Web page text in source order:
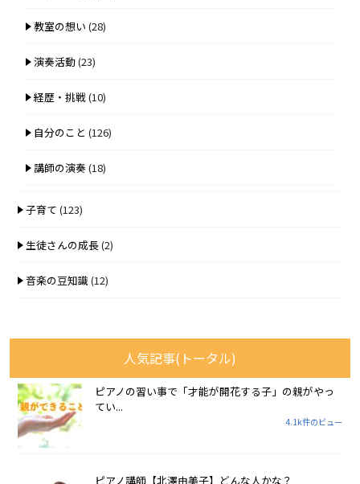
教室の想い (28)
演奏活動(23)
経歴・挑戦(10)
自分のこと (126)
講師の演奏(18)
子育て (123)
生徒さんの成長(2)
音楽の豆知識(12)
人気記事(トータル)
ピアノの習い事で「才能が開花する子」の親がやっ
てい...
4.1k件のビュー
ピアノ講師【北澤由美子】どんな人かな？